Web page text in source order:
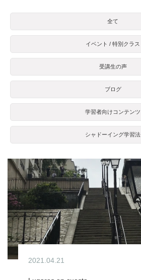
全て
イベント / 特別クラス
受講生の声
ブログ
学習者向けコンテンツ
シャドーイング学習法
2021.04.21